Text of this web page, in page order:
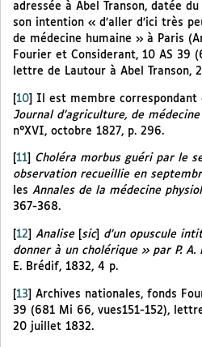
adressée à Abel Transon, datée
son intention « d’aller d’ici très
de médecine humaine » à Paris
Fourier et Considerant, 10 AS 39
lettre de Lautour à Abel Transon,
[10] Il est membre correspondant
Journal d’agriculture, de
n°XVI, octobre 1827, p. 296.
11
Choléra morbus guéri par le
observation recueillie en
les Annales de la médecine
367-368.
12 Analise sic]
d’un opuscule
donner à un cholérique » par P. A.
E. Brédif, 1832, 4 p.
[13] Archives nationales, fonds
39 (681 Mi 66, vues151-152),
20 juillet 1832.